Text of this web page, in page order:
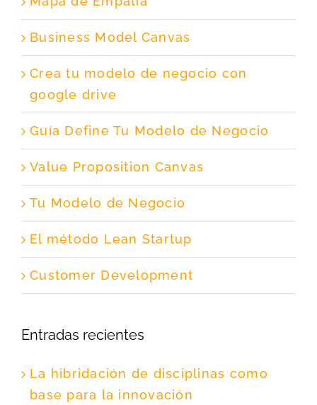
Business Model Canvas
Crea tu modelo de negocio con
google drive
Guía Define Tu Modelo de Negocio
Value Proposition Canvas
Tu Modelo de Negocio
El método Lean Startup
Customer Development
Entradas recientes
La hibridación de disciplinas como
base para la innovación